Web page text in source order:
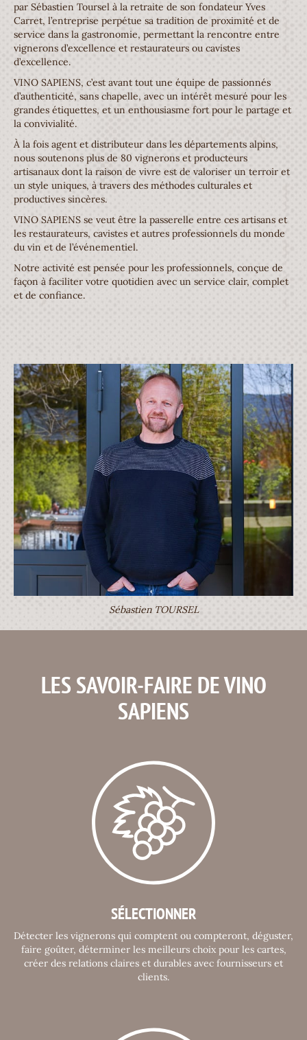
par Sébastien Toursel à la retraite de son fondateur Yves
Carret, l’entreprise perpétue sa tradition de proximité et de
service dans la gastronomie, permettant la rencontre entre
vignerons d’excellence et restaurateurs ou cavistes
d’excellence.
VINO SAPIENS, c’est avant tout une équipe de passionnés
d’authenticité, sans chapelle, avec un intérêt mesuré pour les
grandes étiquettes, et un enthousiasme fort pour le partage et
la convivialité.
À la fois agent et distributeur dans les départements alpins,
nous soutenons plus de 80 vignerons et producteurs
artisanaux dont la raison de vivre est de valoriser un terroir et
un style uniques, à travers des méthodes culturales et
productives sincères.
VINO SAPIENS se veut être la passerelle entre ces artisans et
les restaurateurs, cavistes et autres professionnels du monde
du vin et de l’événementiel.
Notre activité est pensée pour les professionnels, conçue de
façon à faciliter votre quotidien avec un service clair, complet
et de confiance.
Sébastien TOURSEL
LES SAVOIR-FAIRE DE VINO
SAPIENS
SÉLECTIONNER
Détecter les vignerons qui comptent ou compteront, déguster,
faire goûter, déterminer les meilleurs choix pour les cartes,
créer des relations claires et durables avec fournisseurs et
clients.